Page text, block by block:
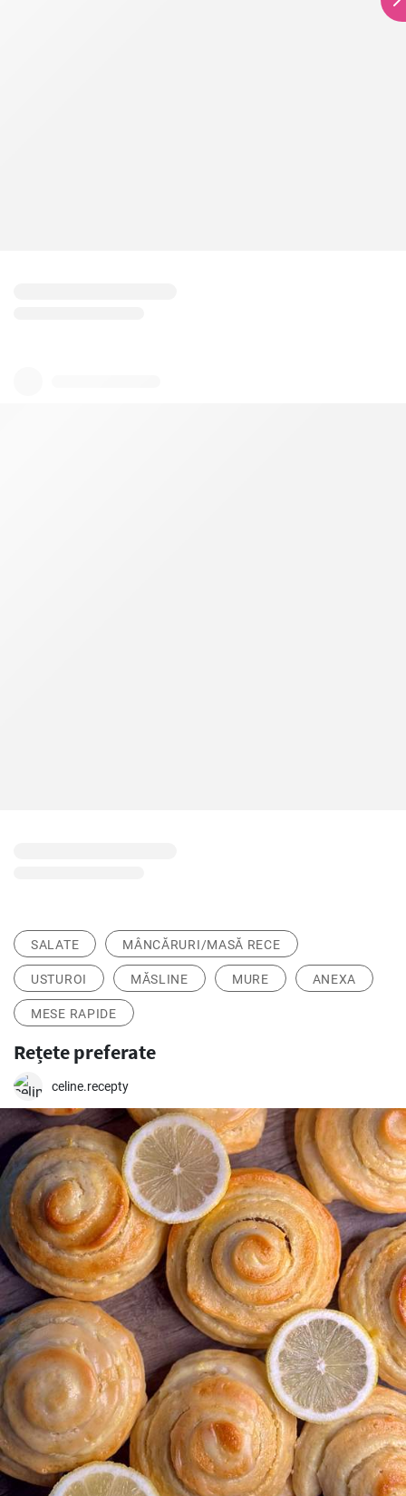
SALATE MÂNCĂRURI/MASĂ RECE
USTUROI MĂSLINE MURE ANEXA
MESE RAPIDE
Rețete preferate
celine.recepty